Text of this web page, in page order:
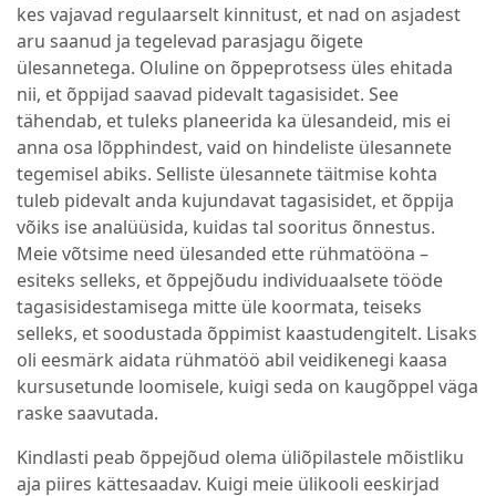
kes vajavad regulaarselt kinnitust, et nad on asjadest
aru saanud ja tegelevad parasjagu õigete
ülesannetega. Oluline on õppeprotsess üles ehitada
nii, et õppijad saavad pidevalt tagasisidet. See
tähendab, et tuleks planeerida ka ülesandeid, mis ei
anna osa lõpphindest, vaid on hindeliste ülesannete
tegemisel abiks. Selliste ülesannete täitmise kohta
tuleb pidevalt anda kujundavat tagasisidet, et õppija
võiks ise analüüsida, kuidas tal sooritus õnnestus.
Meie võtsime need ülesanded ette rühmatööna –
esiteks selleks, et õppejõudu individuaalsete tööde
tagasisidestamisega mitte üle koormata, teiseks
selleks, et soodustada õppimist kaastudengitelt. Lisaks
oli eesmärk aidata rühmatöö abil veidikenegi kaasa
kursusetunde loomisele, kuigi seda on kaugõppel väga
raske saavutada.
Kindlasti peab õppejõud olema üliõpilastele mõistliku
aja piires kättesaadav. Kuigi meie ülikooli eeskirjad